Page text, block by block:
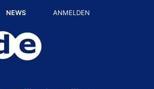
NEWS ANMELDEN